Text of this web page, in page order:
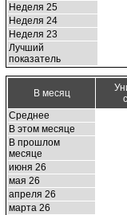
Неделя 25
Неделя 24
Неделя 23
Лучший
показатель
В месяц
Среднее
В этом месяце
В прошлом
месяце
июня 26
мая 26
апреля 26
марта 26